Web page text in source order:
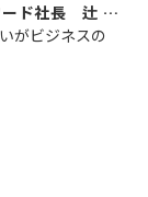
ード社長 辻 庸
がビジネスの